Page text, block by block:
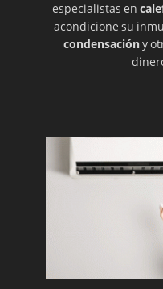
Nuestras ofertas
Cómo limpiar el
Rejillas lineales
Un termostato
Fundas para su
Placas
Instalamos su
especialistas en
acondicione su
condensacióny